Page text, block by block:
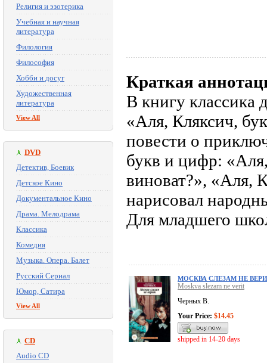
Религия и эзотерика
Учебная и научная
литература
Филология
Философия
Хобби и досуг
Художественная
литература
View All
DVD
Детектив, Боевик
Детское Кино
Документальное Кино
Драма. Мелодрама
Классика
Комедия
Музыка. Опера. Балет
Русский Сериал
Юмор, Сатира
View All
CD
Audio CD
Краткая
В книгу классика
«Аля, Кляксич,
повести о
букв и цифр:
виноват?», «Аля,
нарисовал
Для младшего
МОСКВА СЛЕЗАМ НЕ
Moskva slezam ne verit
Черных В.
Your Price: $14.45
shipped in 14-20 days